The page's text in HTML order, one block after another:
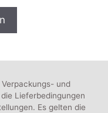
und
Lieferbedingungen
Es gelten die